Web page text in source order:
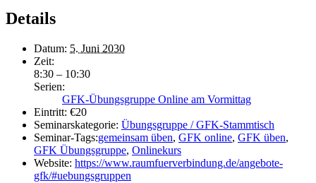
Details
Datum: 5. Juni 2030
Zeit:
8:30 – 10:30
Serien:
GFK-Übungsgruppe Online am Vormittag
Eintritt: €20
Seminarskategorie: Übungsgruppe / GFK-Stammtisch
Seminar-Tags:gemeinsam üben, GFK online, GFK üben,
GFK Übungsgruppe, Onlinekurs
Website: https://www.raumfuerverbindung.de/angebote-
gfk/#uebungsgruppen